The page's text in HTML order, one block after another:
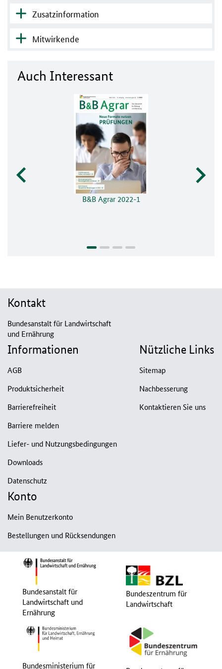
Zusatzinformation
Mitwirkende
Auch Interessant
B&B Agrar 2022-1
Kontakt
Bundesanstalt für Landwirtschaft
und Ernährung
Informationen
AGB
Produktsicherheit
Barrierefreiheit
Barriere melden
Liefer- und Nutzungsbedingungen
Downloads
Datenschutz
Nützliche Links
Sitemap
Nachbesserung
Kontaktieren Sie uns
Konto
Mein Benutzerkonto
Bestellungen und Rücksendungen
Bundesanstalt für
Landwirtschaft und
Ernährung
Bundeszentrum für
Landwirtschaft
Bundesministerium für